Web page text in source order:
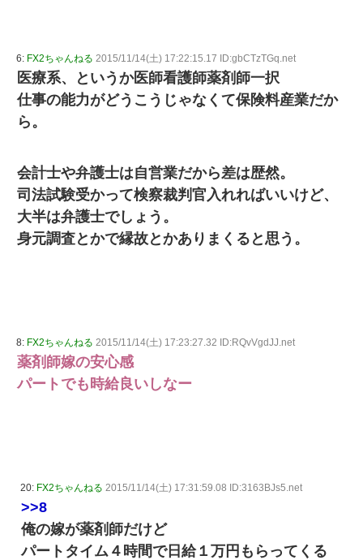
6: FX2ちゃんねる 2015/11/14(土) 17:22:15.17 ID:gbCTzTGq.net
医療系、というか医師看護師薬剤師一択
仕事の能力がどうこうじゃなくて保険料産業だか
ら。
会計士や弁護士は自営業だから差は歴然。
司法試験受かって検察裁判官入れればいいけど、
大半は弁護士でしょう。
身元調査とかで縁故とかありまくると思う。
8: FX2ちゃんねる 2015/11/14(土) 17:23:27.32 ID:RQvVgdJJ.net
薬剤師嫁の安心感
パートでも時給良いしなー
20: FX2ちゃんねる 2015/11/14(土) 17:31:59.08 ID:3163BJs5.net
>>8
俺の嫁が薬剤師だけど
パートタイム４時間で日給１万円もらってくる